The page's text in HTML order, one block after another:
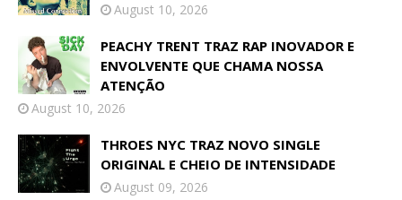
August 10, 2026
PEACHY TRENT TRAZ RAP INOVADOR E
ENVOLVENTE QUE CHAMA NOSSA
ATENÇÃO
August 10, 2026
THROES NYC TRAZ NOVO SINGLE
ORIGINAL E CHEIO DE INTENSIDADE
August 09, 2026